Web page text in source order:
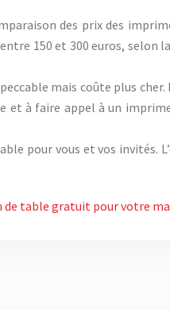
des prix des
150 et 300 euros, selon
mais coûte plus cher.
et à faire appel à un
pour vous et vos invités.
de table gratuit pour votre